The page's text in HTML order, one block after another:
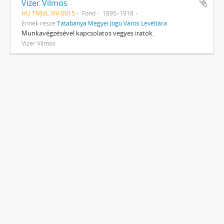
Vizer Vilmos
HU TMJVL XIV-0015 Fond
1895–1918
Ennek része:Tatabánya Megyei Jogú Város Levéltára
Munkavégzésével kapcsolatos ve­gyes iratok.
Vizer Vilmos